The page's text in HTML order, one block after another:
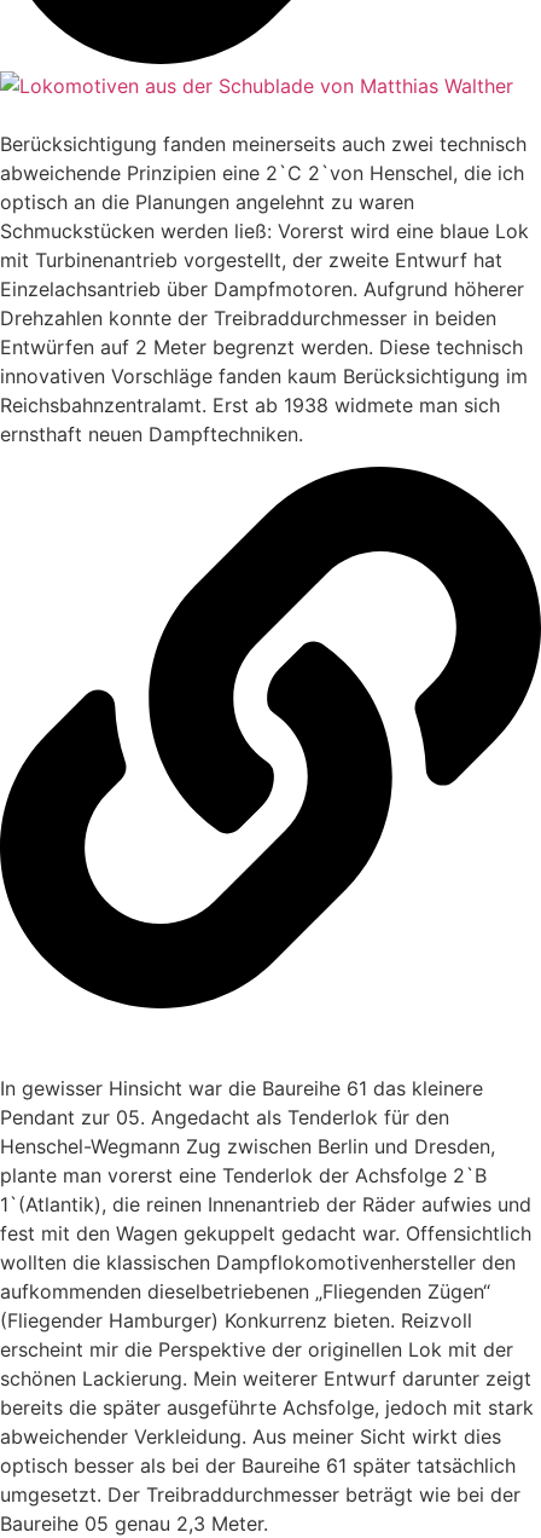
Berücksichtigung fanden meinerseits auch zwei technisch
abweichende Prinzipien eine 2`C 2`von Henschel, die ich
optisch an die Planungen angelehnt zu waren
Schmuckstücken werden ließ: Vorerst wird eine blaue Lok
mit Turbinenantrieb vorgestellt, der zweite Entwurf hat
Einzelachsantrieb über Dampfmotoren. Aufgrund höherer
Drehzahlen konnte der Treibraddurchmesser in beiden
Entwürfen auf 2 Meter begrenzt werden. Diese technisch
innovativen Vorschläge fanden kaum Berücksichtigung im
Reichsbahnzentralamt. Erst ab 1938 widmete man sich
ernsthaft neuen Dampftechniken.
In gewisser Hinsicht war die Baureihe 61 das kleinere
Pendant zur 05. Angedacht als Tenderlok für den
Henschel-Wegmann Zug zwischen Berlin und Dresden,
plante man vorerst eine Tenderlok der Achsfolge 2`B
1`(Atlantik), die reinen Innenantrieb der Räder aufwies und
fest mit den Wagen gekuppelt gedacht war. Offensichtlich
wollten die klassischen Dampflokomotivenhersteller den
aufkommenden dieselbetriebenen „Fliegenden Zügen“
(Fliegender Hamburger) Konkurrenz bieten. Reizvoll
erscheint mir die Perspektive der originellen Lok mit der
schönen Lackierung. Mein weiterer Entwurf darunter zeigt
bereits die später ausgeführte Achsfolge, jedoch mit stark
abweichender Verkleidung. Aus meiner Sicht wirkt dies
optisch besser als bei der Baureihe 61 später tatsächlich
umgesetzt. Der Treibraddurchmesser beträgt wie bei der
Baureihe 05 genau 2,3 Meter.